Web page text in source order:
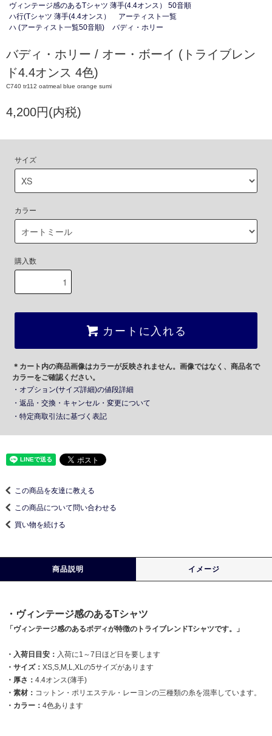
ヴィンテージ感のあるTシャツ 薄手(4.4オンス） 50音順
ハ行(Tシャツ 薄手(4.4オンス）
アーティスト一覧
ハ (アーティスト一覧50音順)
バディ・ホリー
バディ・ホリー / オー・ボーイ (トライブレン
ド4.4オンス 4色)
C740 tr112 oatmeal blue orange sumi
4,200円(内税)
サイズ
カラー
購入数
カートに入れる
＊カート内の商品画像はカラーが反映されません。画像ではなく、商品名で
カラーをご確認ください。
・オプション(サイズ詳細)の値段詳細
・返品・交換・キャンセル・変更について
・特定商取引法に基づく表記
この商品を友達に教える
この商品について問い合わせる
買い物を続ける
商品説明 イメージ
・ヴィンテージ感のあるTシャツ
「ヴィンテージ感のあるボディが特徴のトライブレンドTシャツです。」
・入荷日目安： 入荷に1～7日ほど日を要します
・サイズ： XS,S,M,L,XLの5サイズがあります
・厚さ： 4.4オンス(薄手)
・素材： コットン・ポリエステル・レーヨンの三種類の糸を混率しています。
・カラー： 4色あります